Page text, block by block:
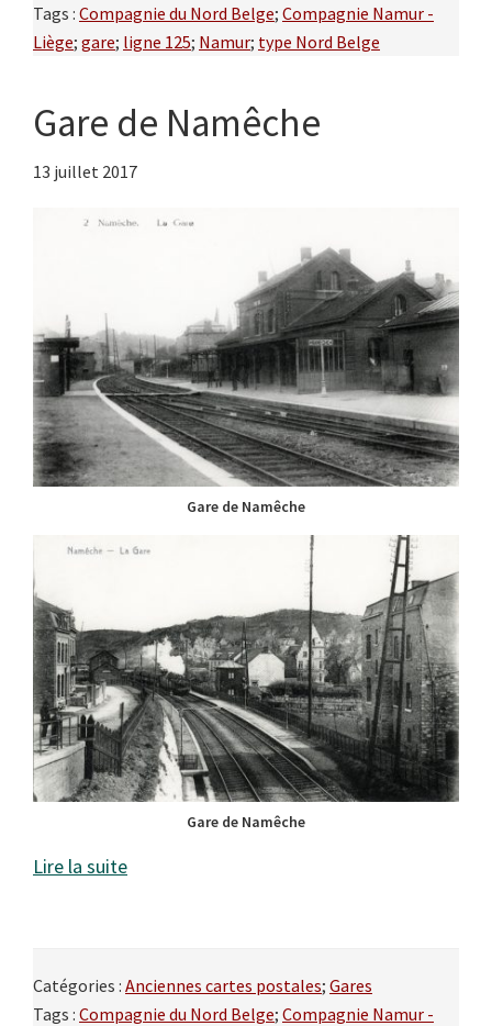
Tags : Compagnie du Nord Belge; Compagnie Namur -
Liège; gare; ligne 125; Namur; type Nord Belge
Gare de Namêche
13 juillet 2017
Gare de Namêche
Gare de Namêche
Lire la suite
Catégories : Anciennes cartes postales; Gares
Tags : Compagnie du Nord Belge; Compagnie Namur -